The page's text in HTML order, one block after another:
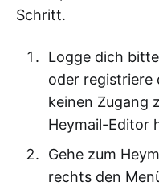
Schritt.
Logge dich
oder registriere
keinen Zugang
Heymail-Editor
Gehe zum
rechts den